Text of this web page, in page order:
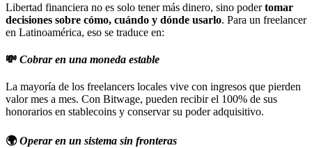
Libertad financiera no es solo tener más dinero, sino podertomar
decisiones sobre cómo, cuándo y dónde usarlo. Para un freelancer
en Latinoamérica, eso se traduce en:
💸 Cobrar en una moneda estable
La mayoría de los freelancers locales vive con ingresos que pierden
valor mes a mes. Con Bitwage, pueden recibir el 100% de sus
honorarios en stablecoins y conservar su poder adquisitivo.
🌍Operar en un sistema sin fronteras